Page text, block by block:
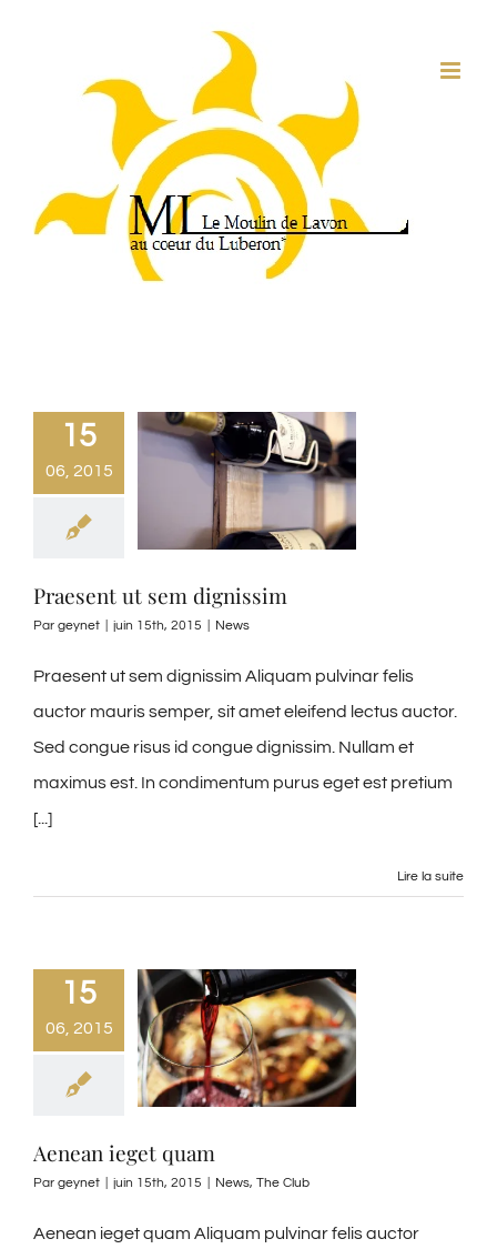
15
06, 2015
Praesent ut sem dignissim
Par geynet juin 15th, 2015 News
Praesent ut sem dignissim Aliquam pulvinar felis
auctor mauris semper, sit amet eleifend lectus auctor.
Sed congue risus id congue dignissim. Nullam et
maximus est. In condimentum purus eget est pretium
[...]
Lire la suite
15
06, 2015
Aenean ieget quam
Par geynet juin 15th, 2015 News, The Club
Aenean ieget quam Aliquam pulvinar felis auctor